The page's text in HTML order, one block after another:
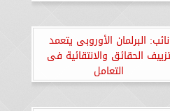
نائب: البرلمان الأوروبى يتعمد
تزييف الحقائق والانتقائية فى
التعامل